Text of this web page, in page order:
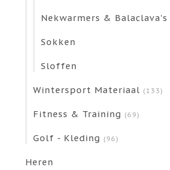
Nekwarmers & Balaclava's
Sokken
Sloffen
Wintersport Materiaal (133)
Fitness & Training (69)
Golf - Kleding (96)
Heren